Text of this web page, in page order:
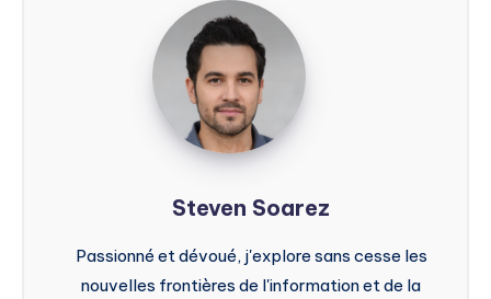
Steven
Soarez
Steven Soarez
Passionné et dévoué, j'explore sans cesse les
nouvelles frontières de l'information et de la